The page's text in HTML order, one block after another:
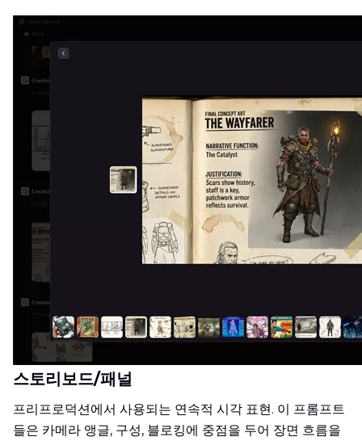
스토리보드/패널
프리프로덕션에서 사용되는 연속적 시각 표현. 이 프롬프트
들은 카메라 앵글, 구성, 블로킹에 중점을 두어 장면 흐름을